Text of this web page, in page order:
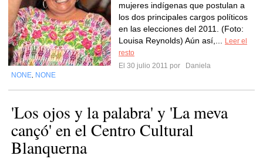
mujeres indígenas que postulan a
los dos principales cargos políticos
en las elecciones del 2011. (Foto:
Louisa Reynolds) Aún así,...
Leer el
resto
El 30 julio 2011 por
Daniela
NONE NONE
'Los ojos y la palabra' y 'La meva
cançó' en el Centro Cultural
Blanquerna